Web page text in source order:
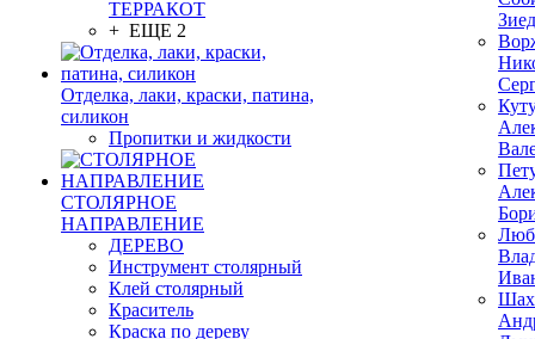
ТЕРРАКОТ
+ ЕЩЕ 2
Отделка, лаки, краски, патина,
силикон
Пропитки и жидкости
СТОЛЯРНОЕ
НАПРАВЛЕНИЕ
ДЕРЕВО
Инструмент столярный
Клей столярный
Краситель
Краска по дереву